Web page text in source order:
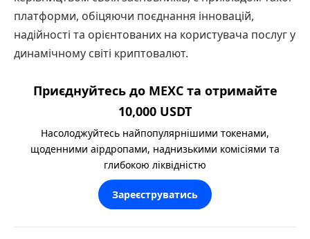
платформи, обіцяючи поєднання інновацій,
надійності та орієнтованих на користувача послуг у
динамічному світі криптовалют.
Приєднуйтесь до MEXC та отримайте
10,000 USDT
Насолоджуйтесь найпопулярнішими токенами,
щоденними аірдропами, наднизькими комісіями та
глибокою ліквідністю
Зареєструватись